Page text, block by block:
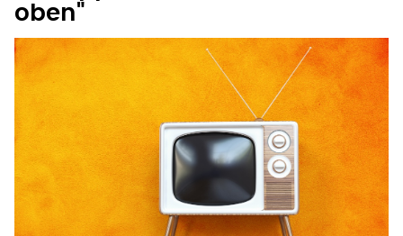
oben"